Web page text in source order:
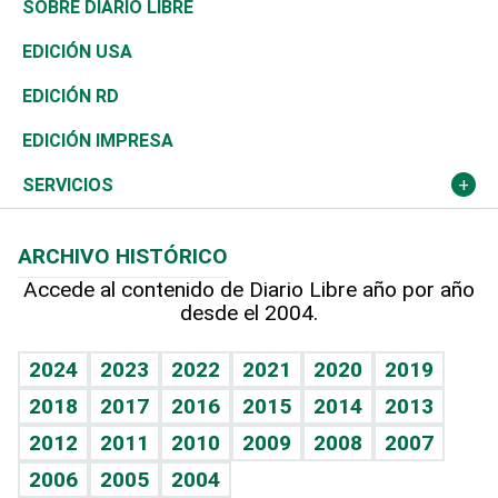
Reportajes
África
Ocenanía
Caribe
Resto del mundo
Vivienda
Telecom.
Global y variable
Economía personal
Buena Vida
Sociales
Novedades
Podcast Arte Libre
Hablando con el pediatra
Vida y familia
Eñe
Celebrando la vida
Sin complejos
Ciclismo
Tenis
Olimpismo
Más deportes
TBT Deportivo
De buena tinta
En Directo
El Espía
Noticiero Poteleche
Columnistas
Más firmas
Clima
Tecnología
Historia
Martes de tecnología
Cambio climático
Mundo
Economía
Revista
Deportes
Opinión
Hecho en casa
Guía del dinero
SOBRE DIARIO LIBRE
EDICIÓN USA
EDICIÓN RD
EDICIÓN IMPRESA
SERVICIOS
Cumpleaños
Horóscopos
Crucigramas
ARCHIVO HISTÓRICO
Accede al contenido de Diario Libre año por año
desde el 2004.
2024 2023 2022 2021 2020
2019
2018
2017 2016 2015 2014
2013
2012
2011 2010 2009 2008
2007
2006
2005 2004